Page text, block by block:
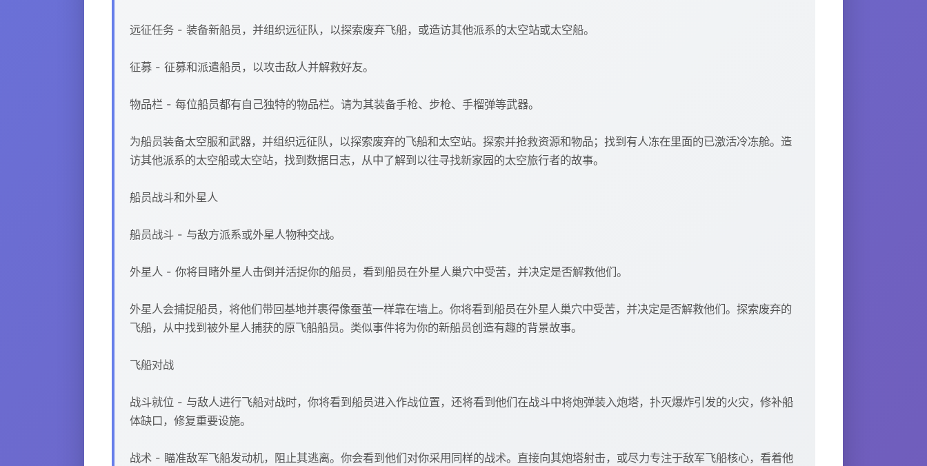
远征任务 - 装备新船员，并组织远征队，以探索废弃飞船，或造访其他派系的太空站或太空船。
征募 - 征募和派遣船员，以攻击敌人并解救好友。
物品栏 - 每位船员都有自己独特的物品栏。请为其装备手枪、步枪、手榴弹等武器。
为船员装备太空服和武器，并组织远征队，以探索废弃的飞船和太空站。探索并抢救资源和物品；找到有人冻在里面的已激活冷冻舱。造
访其他派系的太空船或太空站，找到数据日志，从中了解到以往寻找新家园的太空旅行者的故事。
船员战斗和外星人
船员战斗 - 与敌方派系或外星人物种交战。
外星人 - 你将目睹外星人击倒并活捉你的船员，看到船员在外星人巢穴中受苦，并决定是否解救他们。
外星人会捕捉船员，将他们带回基地并裹得像蚕茧一样靠在墙上。你将看到船员在外星人巢穴中受苦，并决定是否解救他们。探索废弃的
飞船，从中找到被外星人捕获的原飞船船员。类似事件将为你的新船员创造有趣的背景故事。
飞船对战
战斗就位 - 与敌人进行飞船对战时，你将看到船员进入作战位置，还将看到他们在战斗中将炮弹装入炮塔，扑灭爆炸引发的火灾，修补船
体缺口，修复重要设施。
战术 - 瞄准敌军飞船发动机，阻止其逃离。你会看到他们对你采用同样的战术。直接向其炮塔射击，或尽力专注于敌军飞船核心，看着他